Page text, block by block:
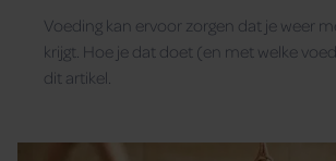
Voeding kan ervoor zorgen dat je weer
krijgt. Hoe je dat doet (en met welke
dit artikel.